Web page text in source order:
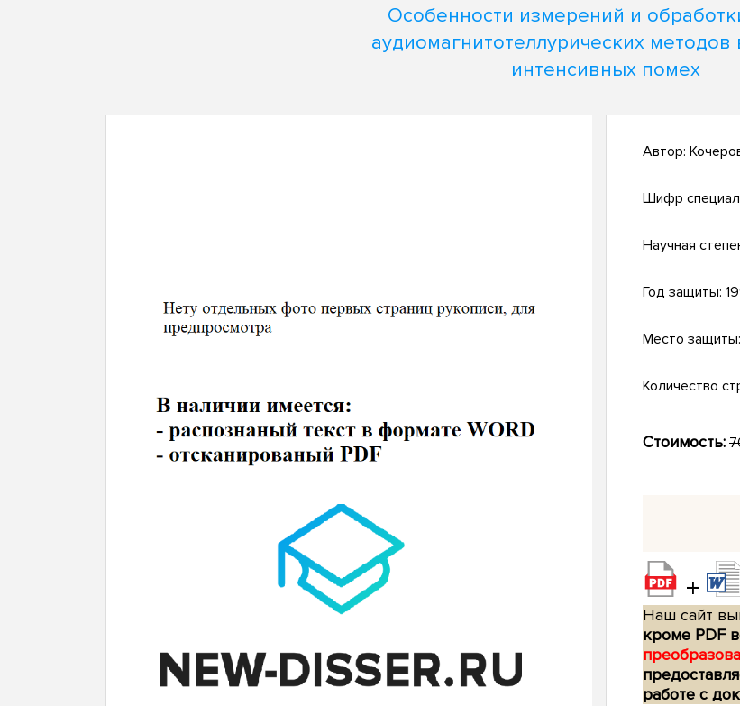
Особенности измерений и
аудиомагнитотеллурических методов
интенсивных помех
Автор:
Шифр
Научная
Год защиты:
Место защиты:
Количество
Стоимость:
+
Наш сайт
кроме PDF
работе с